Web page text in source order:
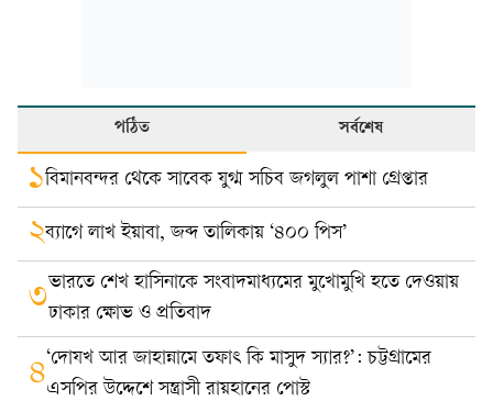
পঠিত সর্বশেষ
১বিমানবন্দর থেকে সাবেক যুগ্ম সচিব জগলুল পাশা গ্রেপ্তার
২ব্যাগে লাখ ইয়াবা, জব্দ তালিকায় ‘৪০০ পিস’
৩ভারতে শেখ হাসিনাকে সংবাদমাধ্যমের মুখোমুখি হতে দেওয়ায়
ঢাকার ক্ষোভ ও প্রতিবাদ
৪‘দোযখ আর জাহান্নামে তফাৎ কি মাসুদ স্যার?’: চট্টগ্রামের
এসপির উদ্দেশে সন্ত্রাসী রায়হানের পোস্ট